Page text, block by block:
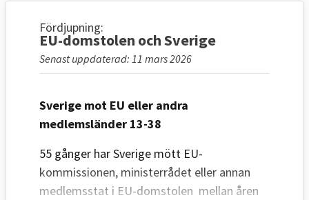
Fördjupning:
EU-domstolen och Sverige
Senast uppdaterad: 11 mars 2026
Sverige mot EU eller andra
medlemsländer 13-38
55 gånger har Sverige mött EU-
kommissionen, ministerrådet eller annan
medlemsstat i EU-domstolen mellan åren